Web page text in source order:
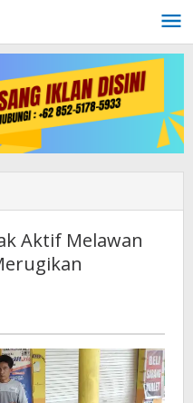
Aktif Melawan